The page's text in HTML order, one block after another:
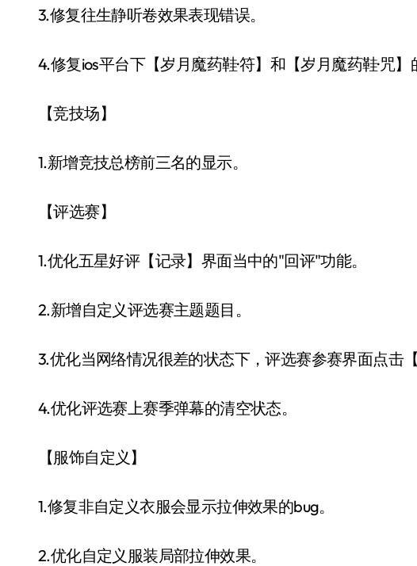
3.修复往生静听卷效果表现错误。
4.修复ios平台下【岁月魔药鞋·符】和【岁月魔药鞋·咒
【竞技场】
1.新增竞技总榜前三名的显示。
【评选赛】
1.优化五星好评【记录】界面当中的"回评"功能。
2.新增自定义评选赛主题题目。
3.优化当网络情况很差的状态下，评选赛参赛界面点击
4.优化评选赛上赛季弹幕的清空状态。
【服饰自定义】
1.修复非自定义衣服会显示拉伸效果的bug。
2.优化自定义服装局部拉伸效果。